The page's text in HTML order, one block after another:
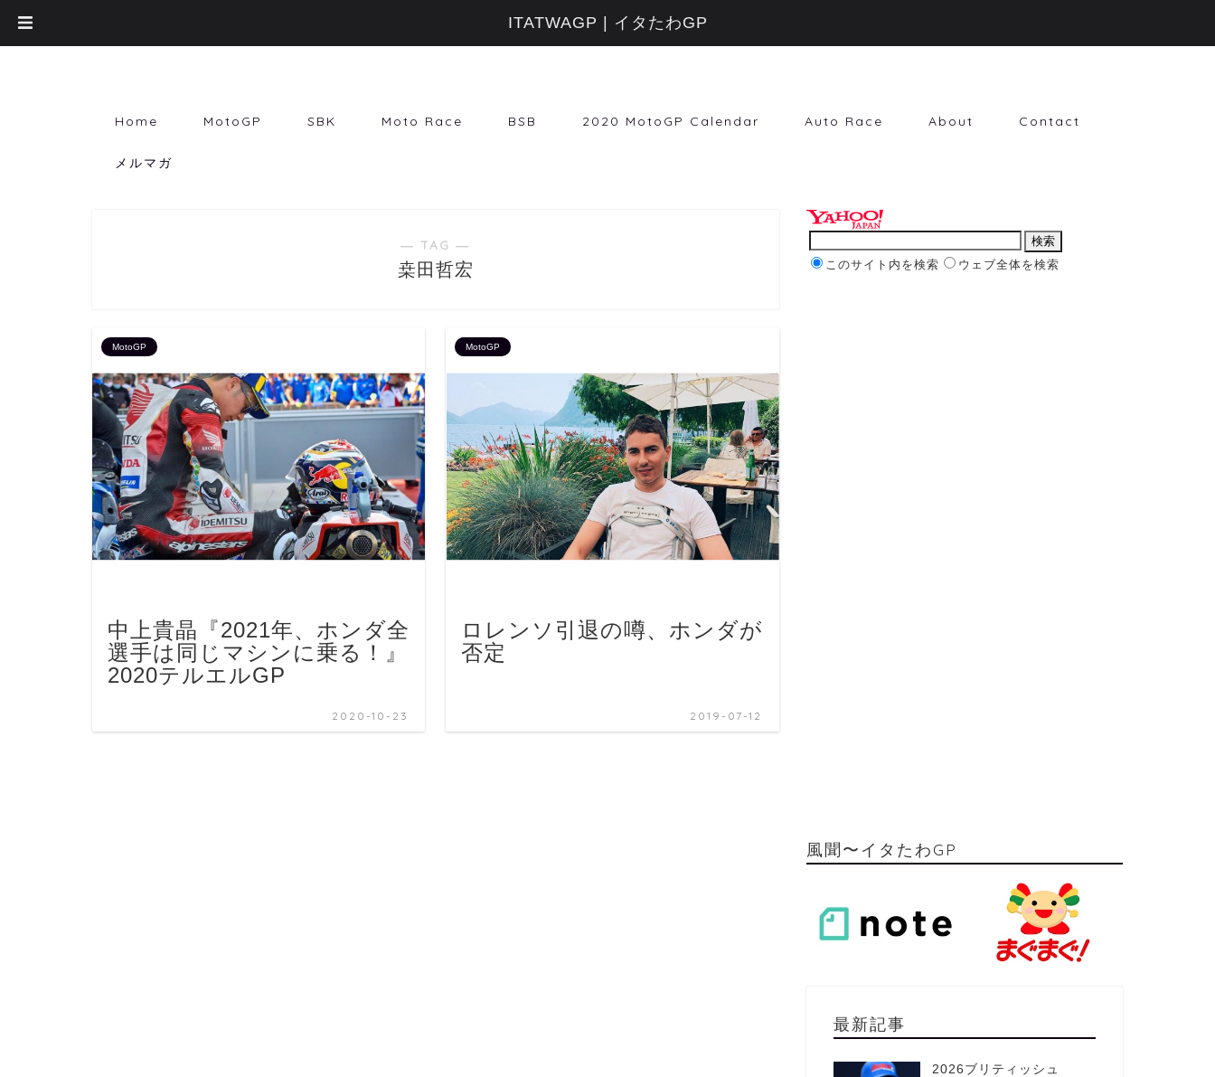
Home MotoGP SBK Moto Race BSB 2020 MotoGP Calendar Auto Race About Contact
メルマガ
― TAG ―
桒田哲宏
MotoGP
中上貴晶『2021年、ホンダ全
選手は同じマシンに乗る！』
2020テルエルGP
2020-10-23
MotoGP
ロレンソ引退の噂、ホンダが
否定
2019-07-12
このサイト内を検索 ウェブ全体を検索
風聞〜イタたわGP
最新記事
2026ブリティッシュ
ITATWAGP | イタたわGP